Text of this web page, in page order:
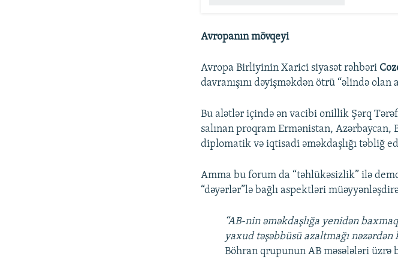
Avropanın mövqeyi
Avropa Birliyinin Xarici siyasət rəhbəri
davranışını dəyişməkdən ötrü “əlində
Bu alətlər içində ən vacibi onillik Şərq
salınan proqram Ermənistan,
diplomatik və iqtisadi əməkdaşlığı təbliğ
Amma bu forum da “təhlükəsizlik” ilə
“dəyərlər”lə bağlı aspektləri
“AB-nin əməkdaşlığa yenidən
yaxud təşəbbüsü azaltmağı
Böhran qrupunun AB məsələləri üzrə